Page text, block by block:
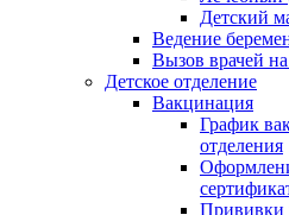
Детский
Ведение
Вызов врачей
Детское отделение
Вакцинация
График
отделения
Прививки